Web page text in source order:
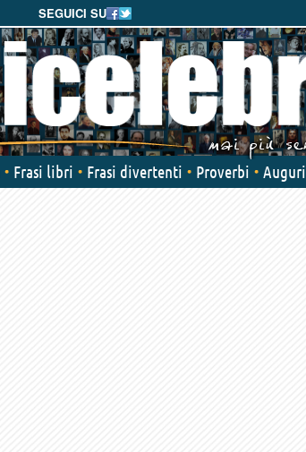
SEGUICI SU
Frasi libri Frasi divertenti Proverbi Auguri